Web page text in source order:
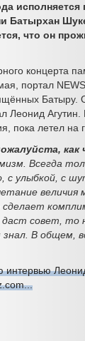
Батырхан
что он
концерта
портал
Батыру.
Леонид
пока летел на
как
Всегда
с улыбкой, с
величия
сделает
совет, то
В общем,
интервью